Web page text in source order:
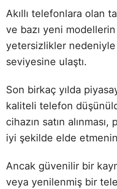
Akıllı telefonlara olan
ve bazı yeni modellerin
yetersizlikler
seviyesine ulaştı.
Son birkaç yılda
kaliteli telefon
cihazın satın alınması,
iyi şekilde elde
Ancak güvenilir bir
veya yenilenmiş bir